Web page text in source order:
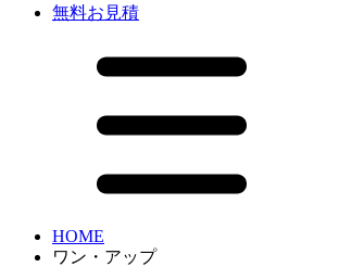
無料お見積
HOME
ワン・アップ